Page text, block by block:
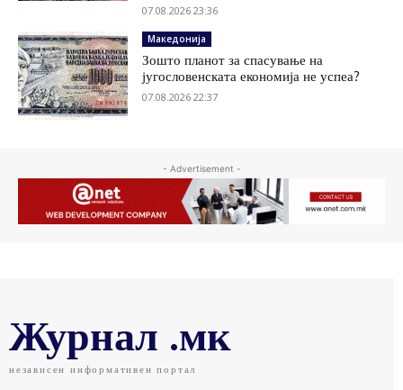
07.08.2026 23:36
Македонија
Зошто планот за спасување на
југословенската економија не успеа?
07.08.2026 22:37
- Advertisement -
Журнал .мк
независен информативен портал